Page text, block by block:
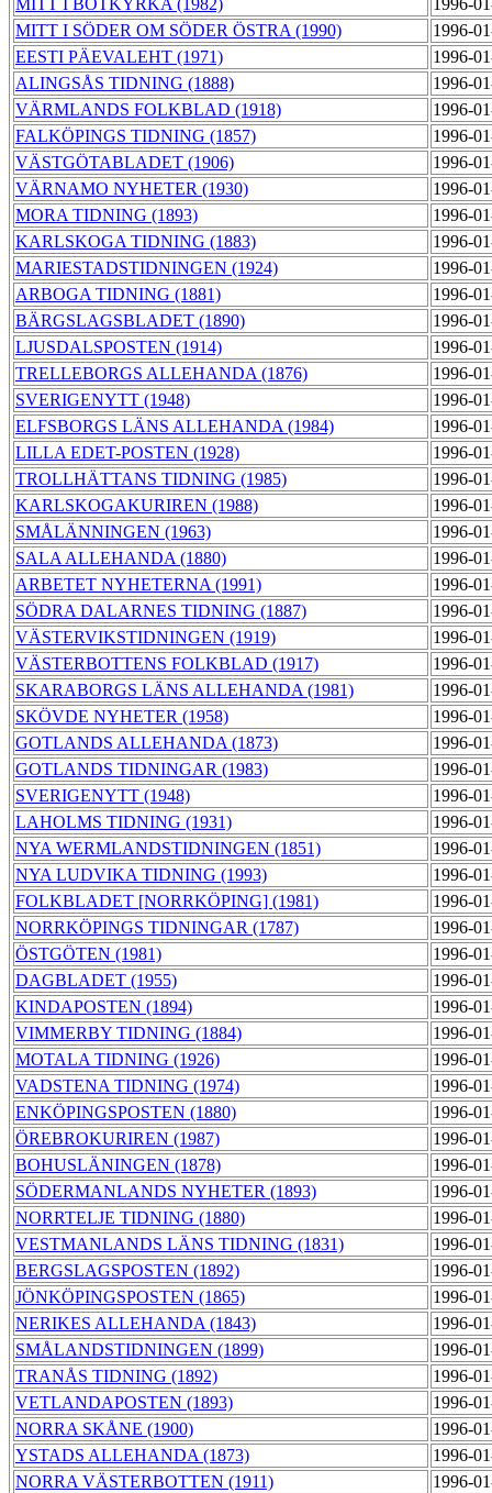
MITT I BOTKYRKA (1982)
1996-
MITT I SÖDER OM SÖDER ÖSTRA (1990)
1996-
EESTI PÄEVALEHT (1971)
1996-
ALINGSÅS TIDNING (1888)
1996-
VÄRMLANDS FOLKBLAD (1918)
1996-
FALKÖPINGS TIDNING (1857)
1996-
VÄSTGÖTABLADET (1906)
1996-
VÄRNAMO NYHETER (1930)
1996-
MORA TIDNING (1893)
1996-
KARLSKOGA TIDNING (1883)
1996-
MARIESTADSTIDNINGEN (1924)
1996-
ARBOGA TIDNING (1881)
1996-
BÄRGSLAGSBLADET (1890)
1996-
LJUSDALSPOSTEN (1914)
1996-
TRELLEBORGS ALLEHANDA (1876)
1996-
SVERIGENYTT (1948)
1996-
ELFSBORGS LÄNS ALLEHANDA (1984)
1996-
LILLA EDET-POSTEN (1928)
1996-
TROLLHÄTTANS TIDNING (1985)
1996-
KARLSKOGAKURIREN (1988)
1996-
SMÅLÄNNINGEN (1963)
1996-
SALA ALLEHANDA (1880)
1996-
ARBETET NYHETERNA (1991)
1996-
SÖDRA DALARNES TIDNING (1887)
1996-
VÄSTERVIKSTIDNINGEN (1919)
1996-
VÄSTERBOTTENS FOLKBLAD (1917)
1996-
SKARABORGS LÄNS ALLEHANDA (1981)
1996-
SKÖVDE NYHETER (1958)
1996-
GOTLANDS ALLEHANDA (1873)
1996-
GOTLANDS TIDNINGAR (1983)
1996-
SVERIGENYTT (1948)
1996-
LAHOLMS TIDNING (1931)
1996-
NYA WERMLANDSTIDNINGEN (1851)
1996-
NYA LUDVIKA TIDNING (1993)
1996-
FOLKBLADET [NORRKÖPING] (1981)
1996-
NORRKÖPINGS TIDNINGAR (1787)
1996-
ÖSTGÖTEN (1981)
1996-
DAGBLADET (1955)
1996-
KINDAPOSTEN (1894)
1996-
VIMMERBY TIDNING (1884)
1996-
MOTALA TIDNING (1926)
1996-
VADSTENA TIDNING (1974)
1996-
ENKÖPINGSPOSTEN (1880)
1996-
ÖREBROKURIREN (1987)
1996-
BOHUSLÄNINGEN (1878)
1996-
SÖDERMANLANDS NYHETER (1893)
1996-
NORRTELJE TIDNING (1880)
1996-
VESTMANLANDS LÄNS TIDNING (1831)
1996-
BERGSLAGSPOSTEN (1892)
1996-
JÖNKÖPINGSPOSTEN (1865)
1996-
NERIKES ALLEHANDA (1843)
1996-
SMÅLANDSTIDNINGEN (1899)
1996-
TRANÅS TIDNING (1892)
1996-
VETLANDAPOSTEN (1893)
1996-
NORRA SKÅNE (1900)
1996-
YSTADS ALLEHANDA (1873)
1996-
NORRA VÄSTERBOTTEN (1911)
1996-